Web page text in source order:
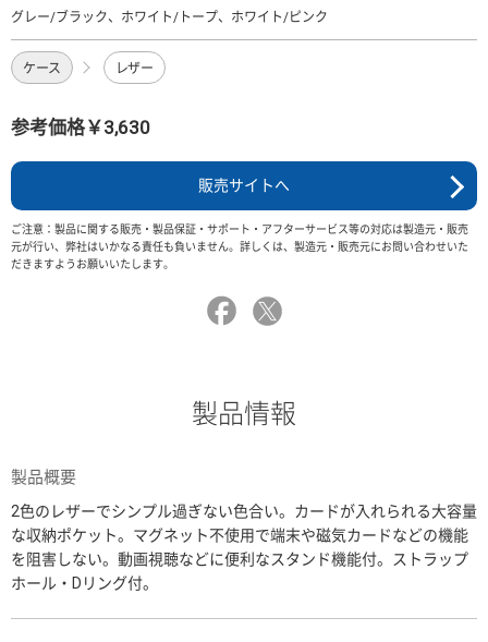
グレー/ブラック、ホワイト/トープ、ホワイト/ピンク
ケース レザー
参考価格￥3,630
販売サイトへ
ご注意：製品に関する販売・製品保証・サポート・アフターサービス等の対応は製造元・販売
元が行い、弊社はいかなる責任も負いません。詳しくは、製造元・販売元にお問い合わせいた
だきますようお願いいたします。
製品情報
製品概要
2色のレザーでシンプル過ぎない色合い。カードが入れられる大容量
な収納ポケット。マグネット不使用で端末や磁気カードなどの機能
を阻害しない。動画視聴などに便利なスタンド機能付。ストラップ
ホール・Dリング付。